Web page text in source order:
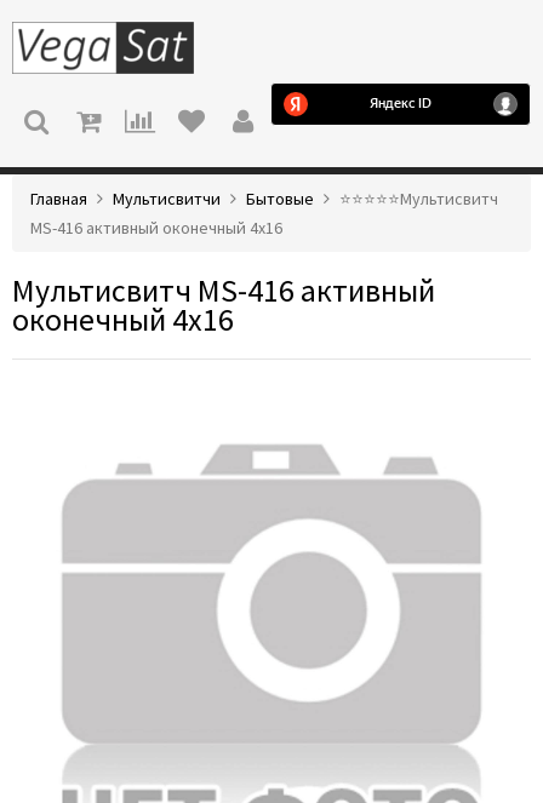
МЕНЮ
Главная Мультисвитчи Бытовые
⭐️⭐️⭐️⭐️⭐️Мультисвитч
MS-416 активный оконечный 4x16
Мультисвитч MS-416 активный
оконечный 4x16